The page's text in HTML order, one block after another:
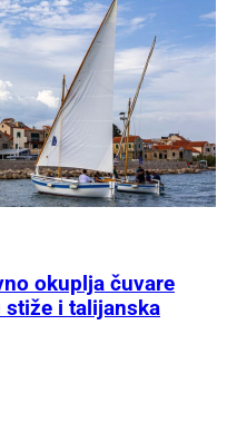
okuplja čuvare
stiže i talijanska